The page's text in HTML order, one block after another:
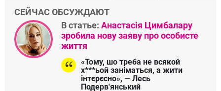
СЕЙЧАС ОБСУЖДАЮТ
В статье: Анастасія Цимбалару
зробила нову заяву про особисте
життя
«Тому, шо треба не всякой
х***ьой заніматься, а жити
інтєрєсно», — Лесь
Подерв'янський